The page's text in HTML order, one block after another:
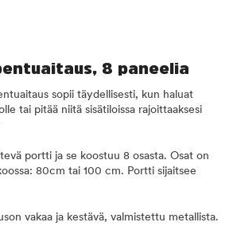
8 paneelia
sopii täydellisesti, kun haluat
tai pitää niitä sisätiloissa rajoittaaksesi
portti ja se koostuu 8 osasta. Osat on
80cm tai 100 cm. Portti sijaitsee
vakaa ja kestävä, valmistettu metallista.